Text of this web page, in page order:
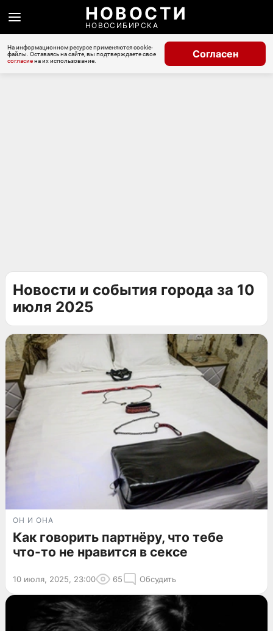
НОВОСТИ
НОВОСИБИРСКА
На информационном ресурсе применяются cookie-
файлы. Оставаясь на сайте, вы подтверждаете свое
согласиена их использование.
Согласен
Новости и события города за 10
июля 2025
ОН И ОНА
Как говорить партнёру, что тебе
что-то не нравится в сексе
10 июля, 2025, 23:00 65 Обсудить